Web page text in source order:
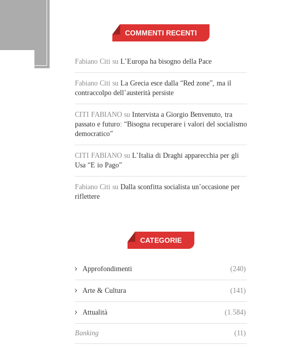
COMMENTI RECENTI
Fabiano Citi su L’Europa ha bisogno della Pace
Fabiano Citi su La Grecia esce dalla “Red zone”, ma il
contraccolpo dell’austerità persiste
CITI FABIANO su Intervista a Giorgio Benvenuto, tra
passato e futuro: “Bisogna recuperare i valori del socialismo
democratico”
CITI FABIANO su L’Italia di Draghi apparecchia per gli
Usa “E io Pago”
Fabiano Citi su Dalla sconfitta socialista un’occasione per
riflettere
CATEGORIE
Approfondimenti (240)
Arte & Cultura (141)
Attualità (1.584)
Banking (11)